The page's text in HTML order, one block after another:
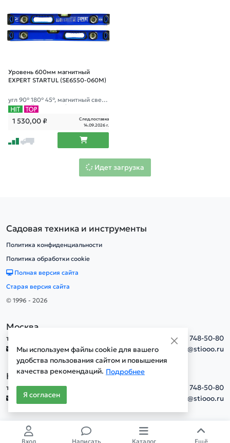
Уровень 600мм магнитный
EXPERT STARTUL (SE6550-060M)
угл 90° 180° 45°, магнитный сверх
прочный уровень, фрезерованна
я поверхность
1 530,00₽
След.поставка
14.09.2026 г.
Идет загрузка
Мы используем файлы cookie для вашего
удобства пользования сайтом и повышения
качества рекомендаций. Подробнее
Я согласен
Садовая техника и инструменты
Политика конфиденциальности
Политика обработки cookie
Полная версия сайта
Старая версия сайта
© 1996 - 2026
Москва
тел.
+7(495) 748-50-80
info@stiooo.ru
Новосибирск
тел.
+7(495) 748-50-80
info@stiooo.ru
Вход Написать Каталог Ещё